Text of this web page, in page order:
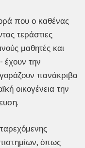
που ο καθένας
τεράστιες
μαθητές και
έχουν την
πανάκριβα
οικογένεια την
όπως